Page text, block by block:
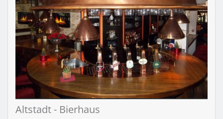
Altstadt - Bierhaus